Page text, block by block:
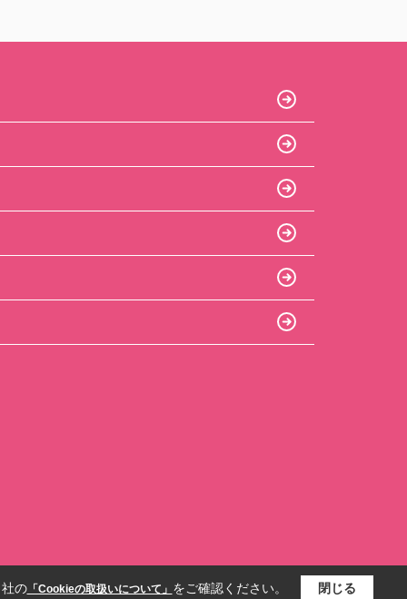
の「Cookieの取扱いについて」 をご確認ください。 閉じる